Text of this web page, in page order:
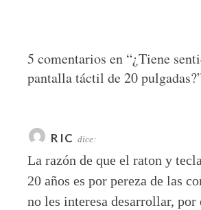
5 comentarios en “¿Tiene
pantalla táctil de 20 pulgadas?
RIC dice:
La razón de que el raton y
20 años es por pereza de las
no les interesa desarrollar, por